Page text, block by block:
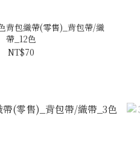
背包織帶(零售)_背包帶/織
帶_12色
NT$70